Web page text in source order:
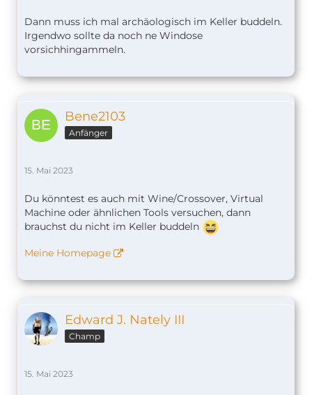
Dann muss ich mal archäologisch im Keller buddeln.
Irgendwo sollte da noch ne Windose
vorsichhingammeln.
Bene2103
Anfänger
15. Mai 2023
Du könntest es auch mit Wine/Crossover, Virtual
Machine oder ähnlichen Tools versuchen, dann
brauchst du nicht im Keller buddeln
Meine Homepage
Edward J. Nately III
Champ
15. Mai 2023